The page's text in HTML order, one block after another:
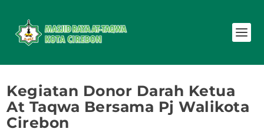
Kegiatan Donor Darah Ketua
At Taqwa Bersama Pj Walikota
Cirebon